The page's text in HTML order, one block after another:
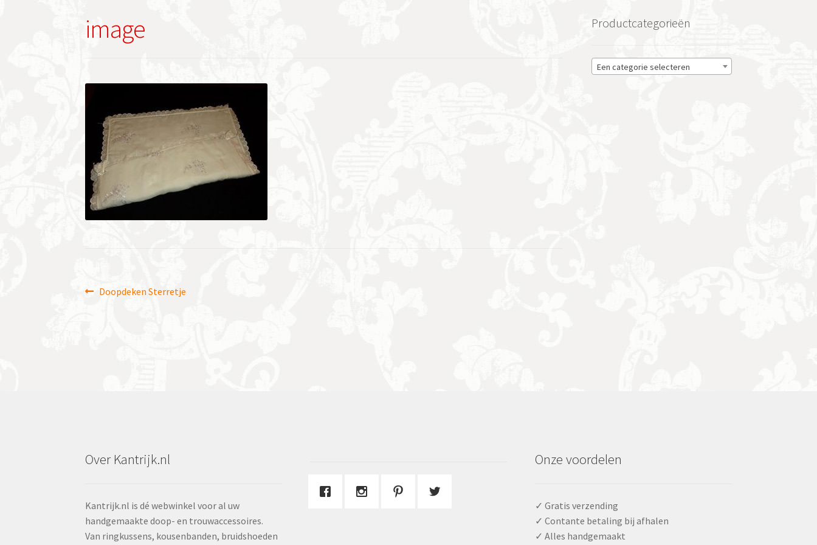
image
Bericht
Vorig
Doopdeken Sterretje
Productcategorieën
Een categorie selecteren
Over Kantrijk.nl
Kantrijk.nl is dé webwinkel voor al uw
handgemaakte doop- en trouwaccessoires.
Van ringkussens, kousenbanden, bruidshoeden
Onze voordelen
✓ Gratis verzending
✓ Contante betaling bij afhalen
✓ Alles handgemaakt